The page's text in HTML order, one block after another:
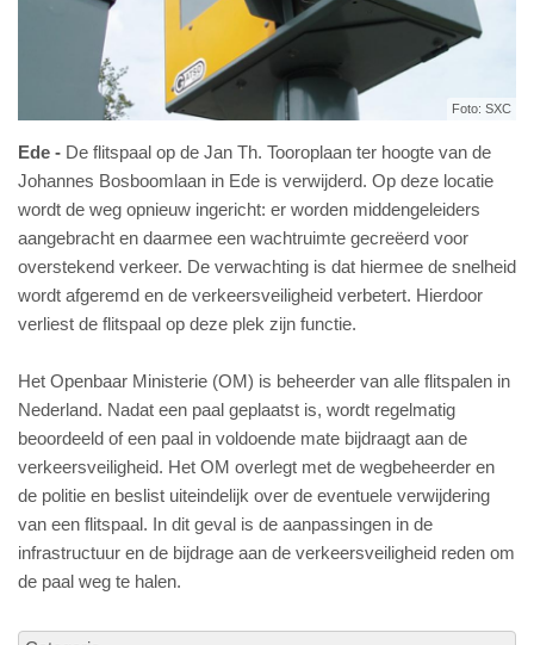
Foto: SXC
Ede
De flitspaal op de Jan Th. Tooroplaan ter hoogte van de
Johannes Bosboomlaan in Ede is verwijderd. Op deze locatie
wordt de weg opnieuw ingericht: er worden middengeleiders
aangebracht en daarmee een wachtruimte gecreëerd voor
overstekend verkeer. De verwachting is dat hiermee de snelheid
wordt afgeremd en de verkeersveiligheid verbetert. Hierdoor
verliest de flitspaal op deze plek zijn functie.
Het Openbaar Ministerie (OM) is beheerder van alle flitspalen in
Nederland. Nadat een paal geplaatst is, wordt regelmatig
beoordeeld of een paal in voldoende mate bijdraagt aan de
verkeersveiligheid. Het OM overlegt met de wegbeheerder en
de politie en beslist uiteindelijk over de eventuele verwijdering
van een flitspaal. In dit geval is de aanpassingen in de
infrastructuur en de bijdrage aan de verkeersveiligheid reden om
de paal weg te halen.